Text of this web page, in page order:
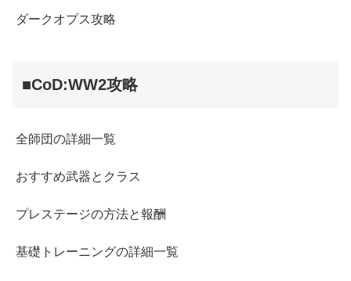
ダークオプス攻略
■CoD:WW2攻略
全師団の詳細一覧
おすすめ武器とクラス
プレステージの方法と報酬
基礎トレーニングの詳細一覧